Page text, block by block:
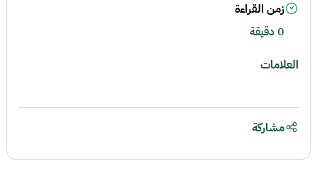
زمن القراءة
0 دقيقة
العلامات
مشاركة